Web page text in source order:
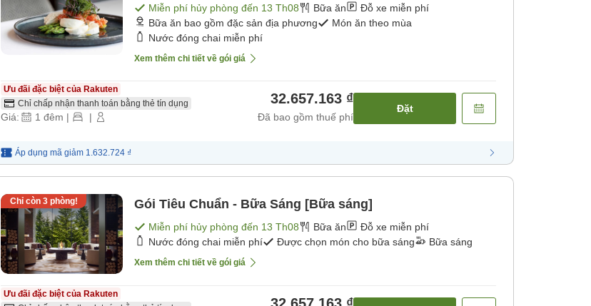
Miễn phí hủy phòng đến 13 Th08 Bữa ăn
Đỗ xe miễn phí
Bữa ăn bao gồm đặc sản địa phương
Món ăn theo mùa
Nước đóng chai miễn phí
Xem thêm chi tiết về gói giá
Ưu đãi đặc biệt của Rakuten
Chỉ chấp nhận thanh toán bằng thẻ tín dụng
Giá: 1 đêm | |
32.657.163 ₫
Đã bao gồm thuế phí
Đặt
Áp dụng mã giảm 1.632.724 ₫
Chỉ còn 3phòng! Gói Tiêu Chuẩn - Bữa Sáng [Bữa sáng]
Miễn phí hủy phòng đến 13 Th08 Bữa ăn
Đỗ xe miễn phí
Nước đóng chai miễn phí
Được chọn món cho bữa sáng Bữa sáng
Xem thêm chi tiết về gói giá
Ưu đãi đặc biệt của Rakuten